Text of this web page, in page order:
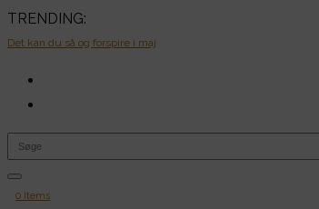
TRENDING:
Det kan du så og forspire i maj
0 Items